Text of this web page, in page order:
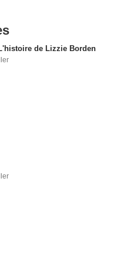
de Lizzie Borden